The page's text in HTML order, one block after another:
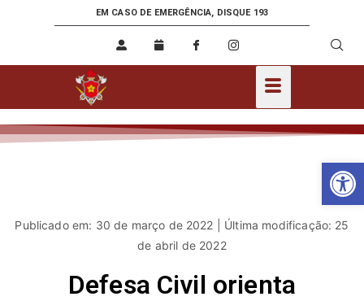
EM CASO DE EMERGÊNCIA, DISQUE 193
Publicado em: 30 de março de 2022 | Última modificação: 25
de abril de 2022
Defesa Civil orienta